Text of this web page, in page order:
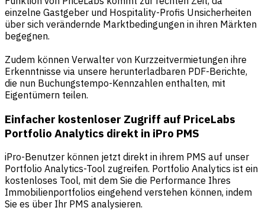
einzelne Gastgeber und Hospitality-Profis Unsicherheiten
über sich verändernde Marktbedingungen in ihren Märkten
begegnen.
Zudem können Verwalter von Kurzzeitvermietungen ihre
Erkenntnisse via unsere herunterladbaren PDF-Berichte,
die nun Buchungstempo-Kennzahlen enthalten, mit
Eigentümern teilen.
Einfacher kostenloser Zugriff auf PriceLabs
Portfolio Analytics direkt in iPro PMS
iPro-Benutzer können jetzt direkt in ihrem PMS auf unser
Portfolio Analytics-Tool zugreifen. Portfolio Analytics ist ein
kostenloses Tool, mit dem Sie die Performance Ihres
Immobilienportfolios eingehend verstehen können, indem
Sie es über Ihr PMS analysieren.